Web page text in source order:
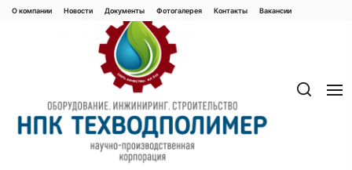
Перейти
О компании Новости Документы Фотогалерея Контaкты Вакaнсии